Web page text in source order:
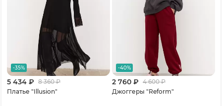
-35%
5 434 ₽ 8 360₽
Платье "Illusion"
-40%
2 760 ₽ 4 600₽
Джоггеры "Reform"